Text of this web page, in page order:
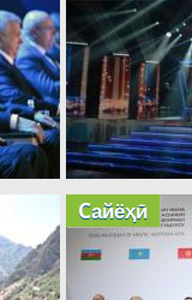
Cайёҳӣ